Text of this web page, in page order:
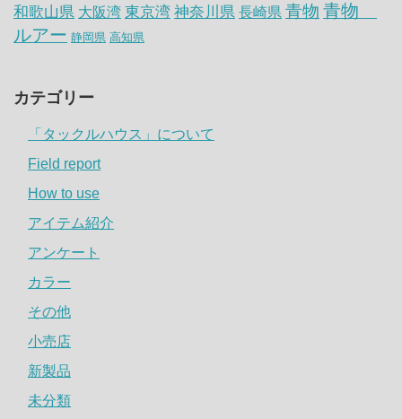
和歌山県 大阪湾 東京湾 神奈川県 長崎県 青物 青物
ルアー 静岡県 高知県
カテゴリー
「タックルハウス」について
Field report
How to use
アイテム紹介
アンケート
カラー
その他
小売店
新製品
未分類